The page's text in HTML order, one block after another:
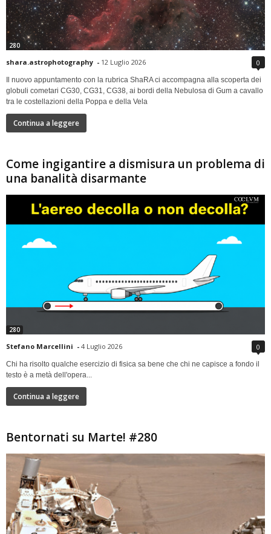
280
shara.astrophotography - 12 Luglio 2026 0
Il nuovo appuntamento con la rubrica ShaRA ci accompagna alla scoperta dei
globuli cometari CG30, CG31, CG38, ai bordi della Nebulosa di Gum a cavallo
tra le costellazioni della Poppa e della Vela
Continua a leggere
Come ingigantire a dismisura un problema di
una banalità disarmante
280
Stefano Marcellini - 4 Luglio 2026 0
Chi ha risolto qualche esercizio di fisica sa bene che chi ne capisce a fondo il
testo è a metà dell'opera...
Continua a leggere
Bentornati su Marte! #280